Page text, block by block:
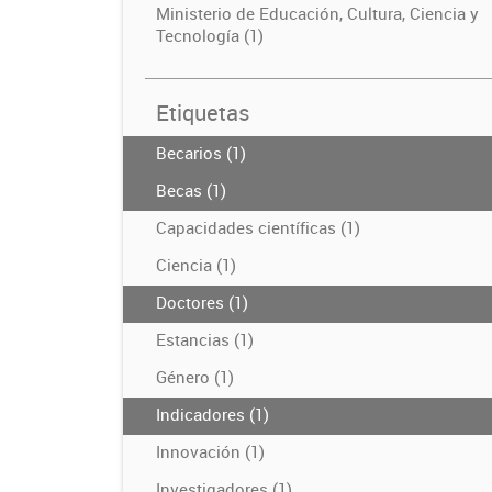
Ministerio de Educación, Cultura, Ciencia y
Tecnología (1)
Etiquetas
Becarios (1)
Becas (1)
Capacidades científicas (1)
Ciencia (1)
Doctores (1)
Estancias (1)
Género (1)
Indicadores (1)
Innovación (1)